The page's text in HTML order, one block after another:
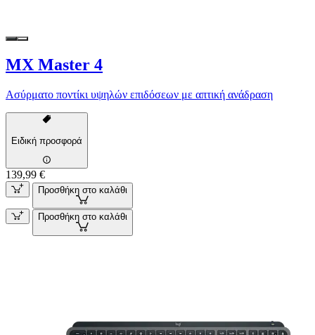
MX Master 4
Ασύρματο ποντίκι υψηλών επιδόσεων με απτική ανάδραση
Ειδική προσφορά
139,99 €
Προσθήκη στο καλάθι
Προσθήκη στο καλάθι